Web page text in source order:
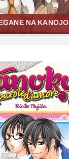
NA KANOJO